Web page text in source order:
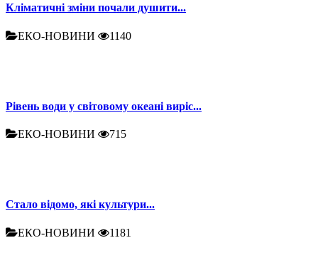
Кліматичні зміни почали душити...
ЕКО-НОВИНИ 1140
Рівень води у світовому океані виріс...
ЕКО-НОВИНИ 715
Стало відомо, які культури...
ЕКО-НОВИНИ 1181